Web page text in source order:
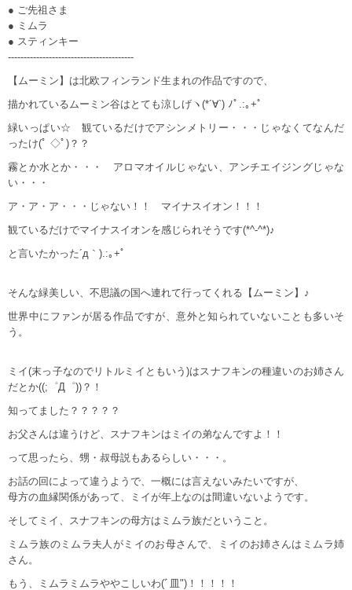
● ご先祖さま
● ミムラ
● スティンキー
----------------------------------------
【ムーミン】は北欧フィンランド生まれの作品ですので、
描かれているムーミン谷はとても涼しげヽ(*´∀`) ﾉﾟ.:｡+ﾟ
緑いっぱい☆ 観ているだけでアシンメトリー・・・じゃなくてなんだ
ったけ(ﾟ ◇ﾟ)？？
霧とか水とか・・・ アロマオイルじゃない、アンチエイジングじゃな
い・・・
ア・ア・ア・・・じゃない！！ マイナスイオン！！！
観ているだけでマイナスイオンを感じられそうです(*^-^*)♪
と言いたかった´д｀).:｡+ﾟ
そんな緑美しい、不思議の国へ連れて行ってくれる【ムーミン】♪
世界中にファンが居る作品ですが、意外と知られていないことも多いそ
う。
ミイ(末っ子なのでリトルミイともいう)はスナフキンの種違いのお姉さん
だとか((;゜Д゜))？！
知ってました？？？？？
お父さんは違うけど、スナフキンはミイの弟なんですよ！！
って思ったら、甥・叔母説もあるらしい・・・。
お話の回によって違うようで、一概には言えないみたいですが、
母方の血縁関係があって、ミイが年上なのは間違いないようです。
そしてミイ、スナフキンの母方はミムラ族だということ。
ミムラ族のミムラ夫人がミイのお母さんで、ミイのお姉さんはミムラ姉
さん。
もう、ミムラミムラややこしいわ(ﾞ皿")！！！！！